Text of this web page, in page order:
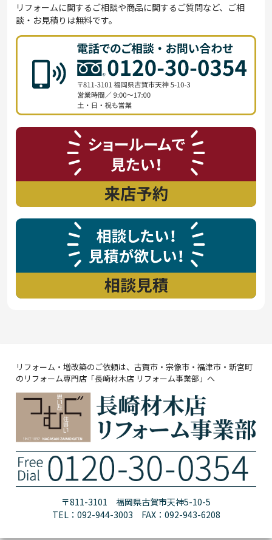
リフォームに関するご相談や商品に関するご質問など、ご相
談・お見積りは無料です。
リフォーム・増改築のご依頼は、古賀市・宗像市・福津市・新宮町
のリフォーム専門店「長崎材木店 リフォーム事業部」へ
〒811-3101 福岡県古賀市天神5-10-5
TEL：092-944-3003 FAX：092-943-6208